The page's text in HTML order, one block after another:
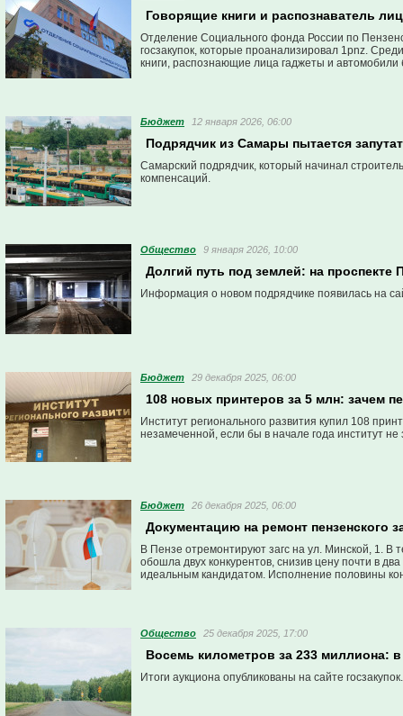
Говорящие книги и распознаватель
Отделение Социального фонда России по
госзакупок, которые проанализировал 1pnz.
книги, распознающие лица гаджеты и автомобили
Бюджет 12 января 2026, 06:00
Подрядчик из Самары пытается
Самарский подрядчик, который начинал
компенсаций.
Общество 9 января 2026, 10:00
Долгий путь под землей: на
Информация о новом подрядчике появилась на
Бюджет 29 декабря 2025, 06:00
108 новых принтеров за 5 млн: зачем
Институт регионального развития купил 108
незамеченной, если бы в начале года институт
Бюджет 26 декабря 2025, 06:00
Документацию на ремонт пензенского
В Пензе отремонтируют загс на ул. Минской, 1.
обошла двух конкурентов, снизив цену почти в
идеальным кандидатом. Исполнение половины
Общество 25 декабря 2025, 17:00
Восемь километров за 233 миллиона:
Итоги аукциона опубликованы на сайте госзакупок.